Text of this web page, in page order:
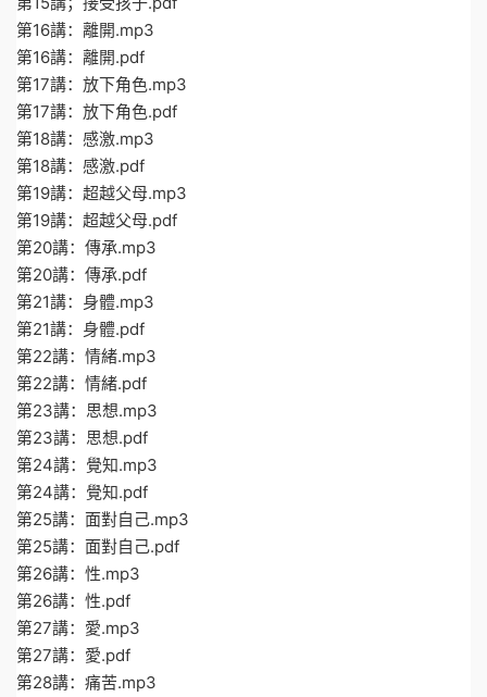
第16講：離開.mp3
第16講：離開.pdf
第17講：放下角色.mp3
第17講：放下角色.pdf
第18講：感激.mp3
第18講：感激.pdf
第19講：超越父母.mp3
第19講：超越父母.pdf
第20講：傳承.mp3
第20講：傳承.pdf
第21講：身體.mp3
第21講：身體.pdf
第22講：情緒.mp3
第22講：情緒.pdf
第23講：思想.mp3
第23講：思想.pdf
第24講：覺知.mp3
第24講：覺知.pdf
第25講：面對自己.mp3
第25講：面對自己.pdf
第26講：性.mp3
第26講：性.pdf
第27講：愛.mp3
第27講：愛.pdf
第28講：痛苦.mp3